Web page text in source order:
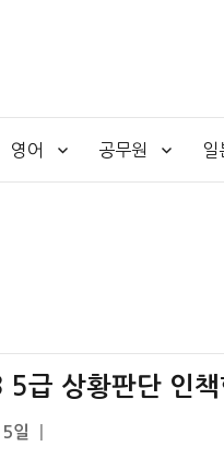
영어 공무원 일
5급 상황판단 인
일